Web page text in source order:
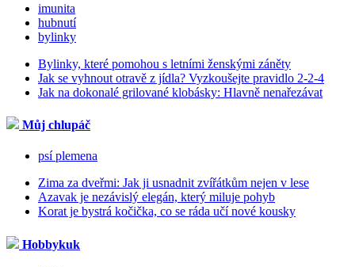
imunita
hubnutí
bylinky
Bylinky, které pomohou s letními ženskými záněty
Jak se vyhnout otravě z jídla? Vyzkoušejte pravidlo 2-2-4
Jak na dokonalé grilované klobásky: Hlavně nenařezávat
Můj chlupáč
psí plemena
Zima za dveřmi: Jak ji usnadnit zvířátkům nejen v lese
Azavak je nezávislý elegán, který miluje pohyb
Korat je bystrá kočička, co se ráda učí nové kousky
Hobbykuk